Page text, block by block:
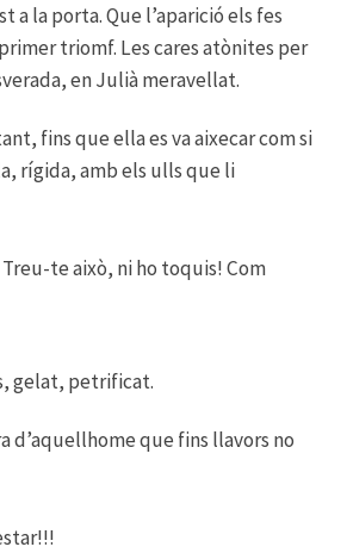
a la porta. Que l’aparició els fes
triomf. Les cares atònites per
en Julià meravellat.
fins que ella es va aixecar com si
rígida, amb els ulls que li
Treu-te això, ni ho toquis! Com
gelat, petrificat.
d’aquellhome que fins llavors no